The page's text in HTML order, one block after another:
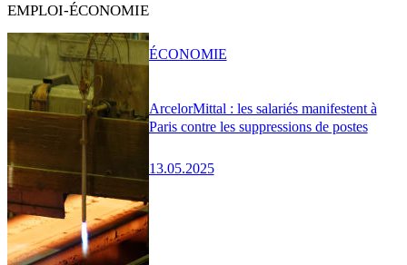
EMPLOI-ÉCONOMIE
ArcelorMittal : les salariés manifestent à
Paris contre les suppressions de postes
13.05.2025
ÉCONOMIE